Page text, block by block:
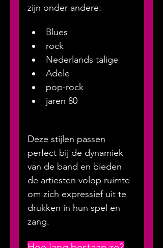
zijn onder andere:
Blues
rock
Nederlands talige
Adele
pop-rock
jaren 80
Deze stijlen passen
perfect bij de dynamiek
van de band en bieden
de artiesten volop ruimte
om zich expressief uit te
drukken in hun spel en
zang.